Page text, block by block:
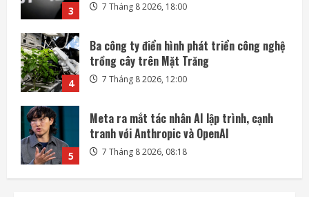
4 7 Tháng 8 2026, 12:00
5
Meta ra mắt tác nhân AI lập trình, cạnh
tranh với Anthropic và OpenAI
7 Tháng 8 2026, 08:18
1
SoftBank không chỉ đầu tư vào AI mà còn
lãi lớn nhờ mua cổ phần Intel
7 Tháng 8 2026, 22:27